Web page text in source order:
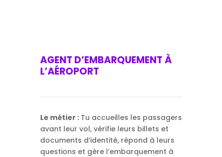
AGENT D’EMBARQUEMENT À
L’AÉROPORT
Le métier : Tu accueilles les passagers
avant leur vol, vérifie leurs billets et
documents d’identité, répond à leurs
questions et gère l’embarquement à